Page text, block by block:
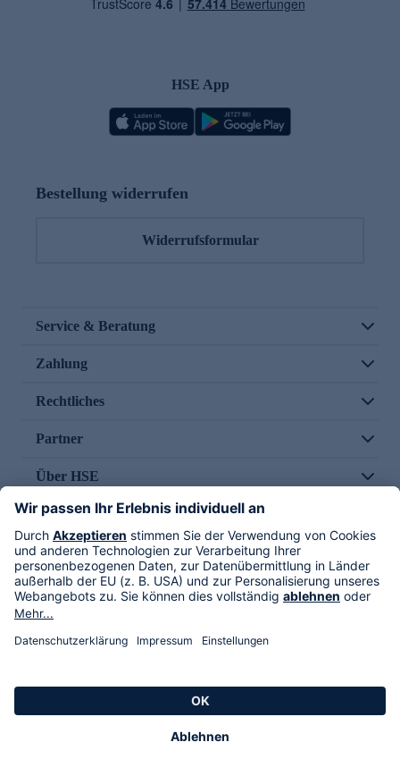
HSE App
Bestellung widerrufen
Widerrufsformular
Service & Beratung
Zahlung
Rechtliches
Partner
Über HSE
Im TV
HSE International